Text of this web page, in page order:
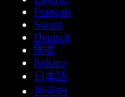
Français
Suomi
Deutsch
हिन्दी
Italiano
日本語
한국어